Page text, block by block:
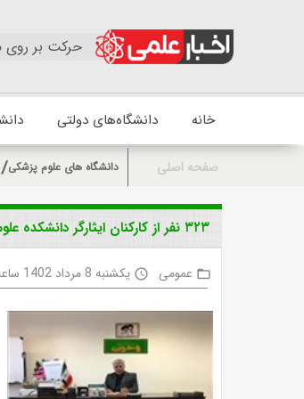
حرکت بر روی
خانه دانشگاه‌های دولتی
صفحه اصلی دانشگاه های علوم پزشکی
۳۲۳ نفر از کارکنان ایثارگر دانشکده علوم پزشکی مراغه تبدیل وضعیت شدند
folder_open عمومی access_time یکشنبه 8 مرداد 1402 ساعت 9:6